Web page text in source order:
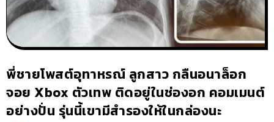
พี่ชายโพสต์อุทาหรณ์ ลูกสาว กลืนอนาล็อก
จอย Xbox ตัวเทพ ติดอยู่ในช่องอก คอมเมนต์
อย่างปั่น รุ่นนี้เขามีสำรองให้ในกล่องนะ